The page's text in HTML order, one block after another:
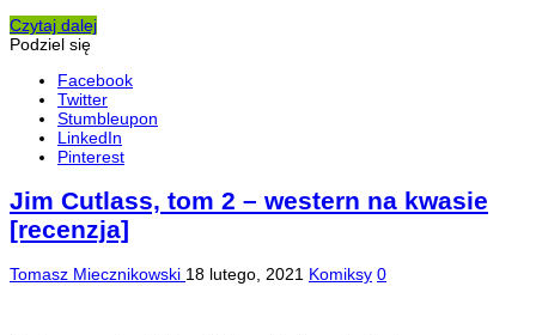
Czytaj dalej
Podziel się
Facebook
Twitter
Stumbleupon
LinkedIn
Pinterest
Jim Cutlass, tom 2 – western na kwasie
[recenzja]
Tomasz Miecznikowski 18 lutego, 2021 Komiksy 0